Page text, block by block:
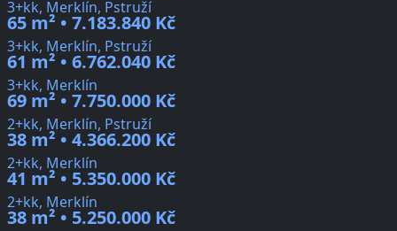
3+kk, Merklín, Pstruží
65 m² • 7.183.840 Kč
3+kk, Merklín, Pstruží
61 m² • 6.762.040 Kč
3+kk, Merklín
69 m² • 7.750.000 Kč
2+kk, Merklín, Pstruží
38 m² • 4.366.200 Kč
2+kk, Merklín
41 m² • 5.350.000 Kč
2+kk, Merklín
38 m² • 5.250.000 Kč